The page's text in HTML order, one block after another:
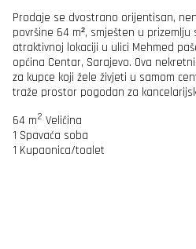
Prodaje se dvostrano orijentisan,
površine 64 m², smješten u
atraktivnoj lokaciji u ulici Mehmed
općina Centar, Sarajevo. Ova
za kupce koji žele živjeti u samom
traže prostor pogodan za
64 m2 Veličina
1 Spavaća soba
1 Kupaonica/toalet